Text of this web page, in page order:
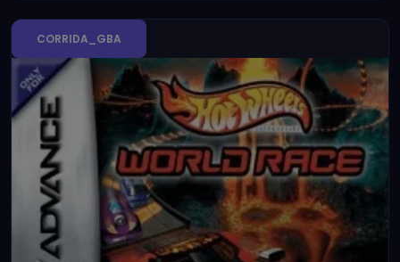
CORRIDA_GBA